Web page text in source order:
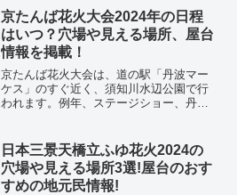
こそ、穴場スポットを知っておくこと
が、ゆったりと花...
京たんば花火大会2024年の日程
はいつ？穴場や見える場所、屋台
情報を掲載！
京たんば花火大会は、道の駅「丹波マー
ケス」のすぐ近く、須知川水辺公園で行
われます。例年、ステージショー、丹た
です。規模はそこまで大きくないため、
行き帰りで動けなくなるほ...
日本三景天橋立ふゆ花火2024の
穴場や見える場所3選!屋台のおす
すめの地元民情報!